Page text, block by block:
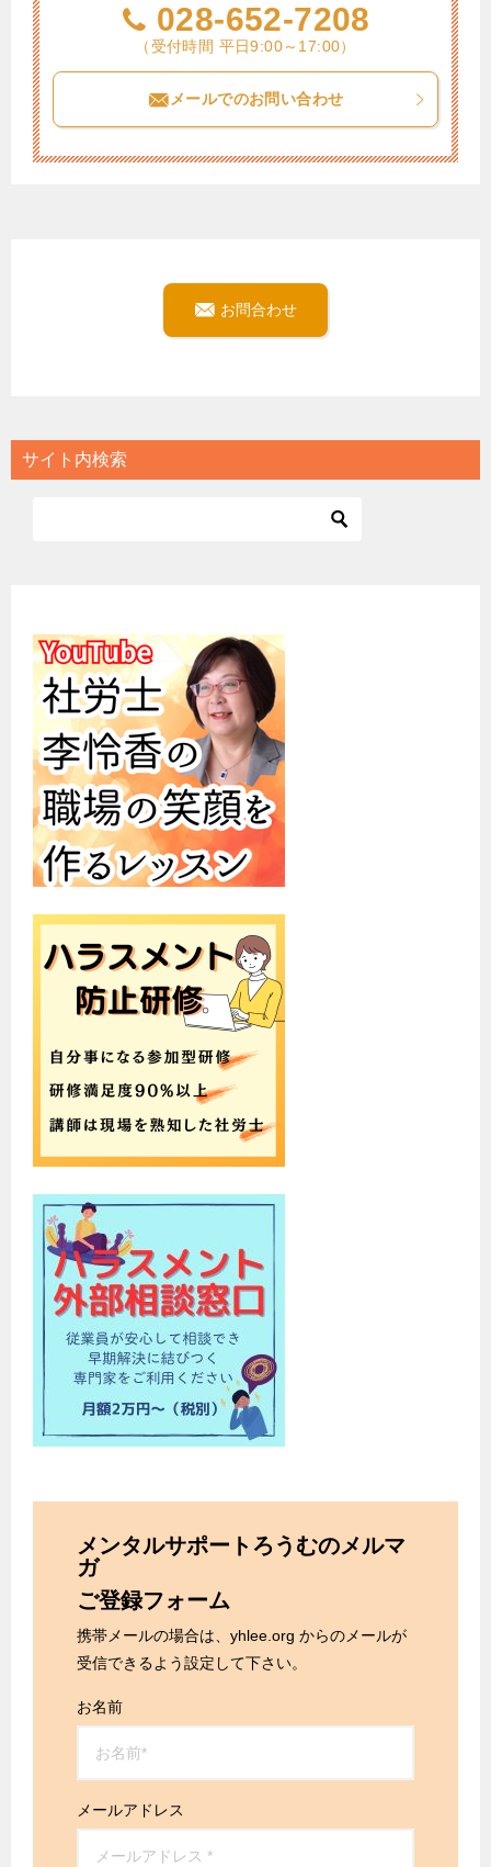
028-652-7208
（受付時間 平日9:00～17:00）
メールでのお問い合わせ
お問合わせ
サイト内検索
メンタルサポートろうむのメルマ
ガ
ご登録フォーム
携帯メールの場合は、yhlee.org からのメールが
受信できるよう設定して下さい。
お名前
メールアドレス